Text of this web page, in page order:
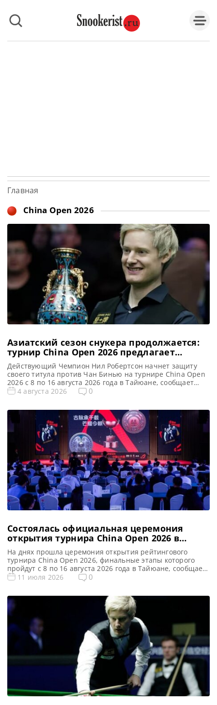
Главная
China Open 2026
Азиатский сезон снукера продолжается:
турнир China Open 2026 предлагает
рекордные призовые
Действующий Чемпион Нил Робертсон начнет защиту
своего титула против Чан Бинью на турнире China Open
2026 с 8 по 16 августа 2026 года в Тайюане, сообщает
totallysnookered Новый профессиональный сезон снукера
турнире China Open 2026. После двух квалификационных
раундов […]
4 августа 2026 0
Состоялась официальная церемония
открытия турнира China Open 2026 в
Тайюане
На днях прошла церемония открытия рейтингового
турнира China Open 2026, финальные этапы которого
пройдут с 8 по 16 августа 2026 года в Тайюане, сообщает
WST В Тайюане официально дан старт турниру China
мероприятия. 10 июля в Shanxi International Sports
Exchange Centre, […]
11 июля 2026 0